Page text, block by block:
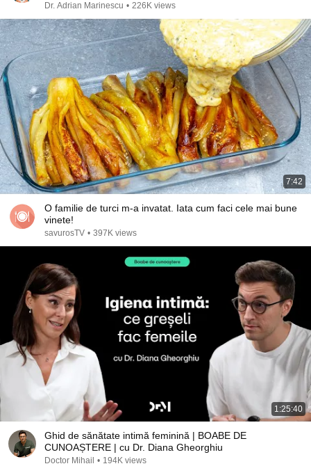
Dr. Adrian Marinescu • 226K views
7:42
O familie de turci m-a invatat. Iata cum faci cele mai bune
vinete!
savurosTV • 397K views
1:25:40
Ghid de sănătate intimă feminină | BOABE DE
CUNOAȘTERE | cu Dr. Diana Gheorghiu
Doctor Mihail • 194K views